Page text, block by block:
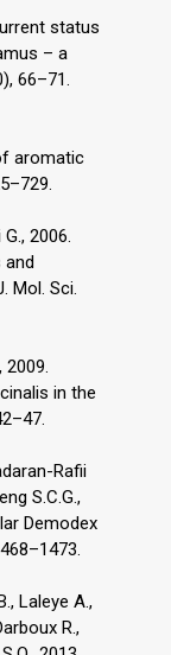
status
– a
66–71.
aromatic
2006.
Mol. Sci.
2009.
in the
Rafii
S.C.G.,
Demodex
Laleye A.,
R.,